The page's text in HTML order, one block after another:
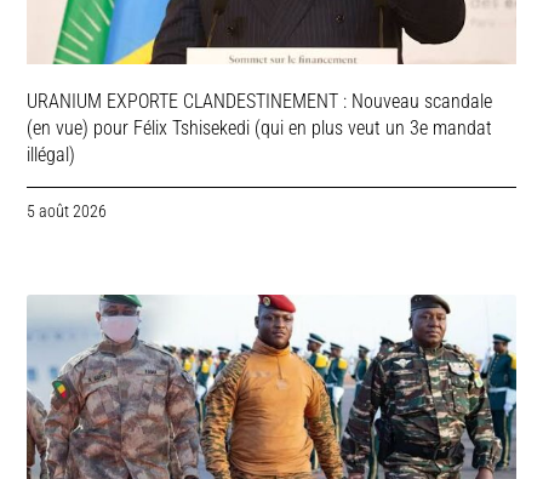
URANIUM EXPORTE CLANDESTINEMENT : Nouveau scandale
(en vue) pour Félix Tshisekedi (qui en plus veut un 3e mandat
illégal)
5 août 2026